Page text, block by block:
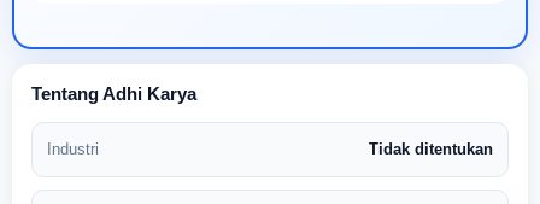
Tentang Adhi Karya
Industri Tidak ditentukan